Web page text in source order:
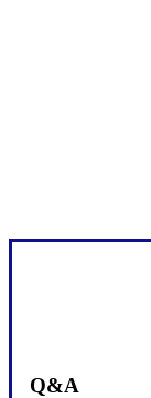
Q&A